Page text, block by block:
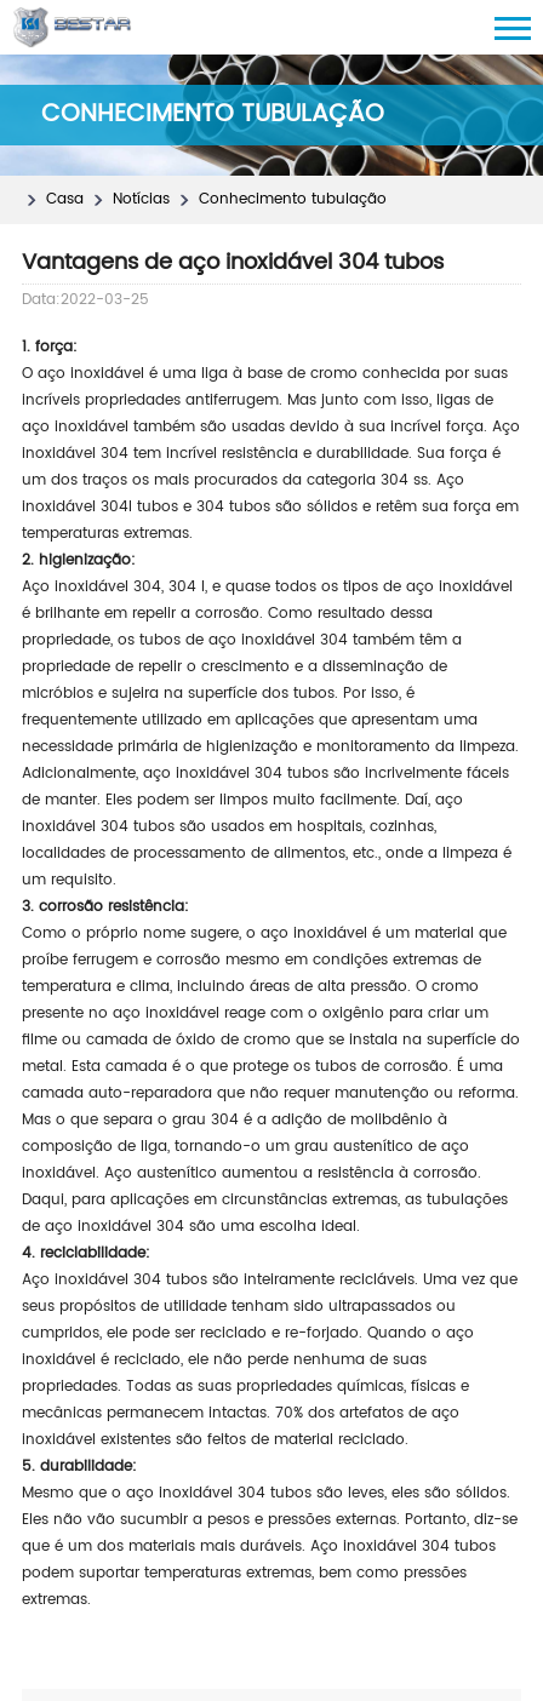
CONHECIMENTO TUBULAÇÃO
Casa Notícias Conhecimento tubulação
Vantagens de aço inoxidável 304 tubos
Data:2022-03-25
1. força:
O aço inoxidável é uma liga à base de cromo conhecida por suas
incríveis propriedades antiferrugem. Mas junto com isso, ligas de
aço inoxidável também são usadas devido à sua incrível força. Aço
inoxidável 304 tem incrível resistência e durabilidade. Sua força é
um dos traços os mais procurados da categoria 304 ss. Aço
inoxidável 304l tubos e 304 tubos são sólidos e retêm sua força em
temperaturas extremas.
2. higienização:
Aço inoxidável 304, 304 l, e quase todos os tipos de aço inoxidável
é brilhante em repelir a corrosão. Como resultado dessa
propriedade, os tubos de aço inoxidável 304 também têm a
propriedade de repelir o crescimento e a disseminação de
micróbios e sujeira na superfície dos tubos. Por isso, é
frequentemente utilizado em aplicações que apresentam uma
necessidade primária de higienização e monitoramento da limpeza.
Adicionalmente, aço inoxidável 304 tubos são incrivelmente fáceis
de manter. Eles podem ser limpos muito facilmente. Daí, aço
inoxidável 304 tubos são usados em hospitais, cozinhas,
localidades de processamento de alimentos, etc., onde a limpeza é
um requisito.
3. corrosão resistência:
Como o próprio nome sugere, o aço inoxidável é um material que
proíbe ferrugem e corrosão mesmo em condições extremas de
temperatura e clima, incluindo áreas de alta pressão. O cromo
presente no aço inoxidável reage com o oxigênio para criar um
filme ou camada de óxido de cromo que se instala na superfície do
metal. Esta camada é o que protege os tubos de corrosão. É uma
camada auto-reparadora que não requer manutenção ou reforma.
Mas o que separa o grau 304 é a adição de molibdênio à
composição de liga, tornando-o um grau austenítico de aço
inoxidável. Aço austenítico aumentou a resistência à corrosão.
Daqui, para aplicações em circunstâncias extremas, as tubulações
de aço inoxidável 304 são uma escolha ideal.
4. reciclabilidade:
Aço inoxidável 304 tubos são inteiramente recicláveis. Uma vez que
seus propósitos de utilidade tenham sido ultrapassados ou
cumpridos, ele pode ser reciclado e re-forjado. Quando o aço
inoxidável é reciclado, ele não perde nenhuma de suas
propriedades. Todas as suas propriedades químicas, físicas e
mecânicas permanecem intactas. 70% dos artefatos de aço
inoxidável existentes são feitos de material reciclado.
5. durabilidade:
Mesmo que o aço inoxidável 304 tubos são leves, eles são sólidos.
Eles não vão sucumbir a pesos e pressões externas. Portanto, diz-se
que é um dos materiais mais duráveis. Aço inoxidável 304 tubos
podem suportar temperaturas extremas, bem como pressões
extremas.